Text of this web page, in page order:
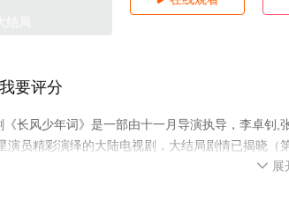
我要评分
《长风少年词》是一部由十一月导演执导，李卓钊
演员精彩演绎的大陆电视剧，大结局剧情已揭晓
关信息可移步至豆瓣电视剧、电视猫或剧情网等平台
 展